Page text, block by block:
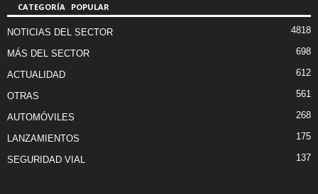
CATEGORÍA POPULAR
NOTICIAS DEL SECTOR 4818
MÁS DEL SECTOR 698
ACTUALIDAD 612
OTRAS 561
AUTOMÓVILES 268
LANZAMIENTOS 175
SEGURIDAD VIAL 137